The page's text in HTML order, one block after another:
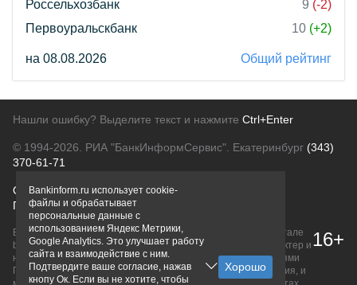
Россельхозбанк
9 (-2)
Первоуральскбанк
10 (+2)
на 08.08.2026 Общий рейтинг
Нашли ошибку? Выделите текст и нажмите Ctrl+Enter
© 1994-2026. РИА "БанкИнформСервис". Екатеринбург (343)
370-61-71
О проектеПолитика конфиденциальности
Правовая информацияДля рекламодателей
Вся информация о продуктах банков, размещенная на портале
bankinform.ru, носит исключительно ознакомительный характер и
не является публичной офертой, определяемой положениями
ГК РФ. Информация не содержит точного и полного описания, и
16+
Bankinform.ru использует cookie-
файлы и обрабатывает
персональные данные с
использованием Яндекс Метрики,
Google Analytics. Это улучшает работу
сайта и взаимодействие с ним.
Подтвердите ваше согласие, нажав
кнопу Ок. Если вы не хотите, чтобы